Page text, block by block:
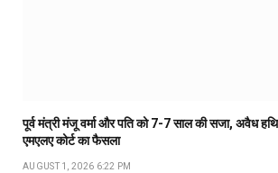
पूर्व मंत्री मंजू वर्मा और पति को 7-7 साल की सजा, अवैध
एमएलए कोर्ट का फैसला
AUGUST 1, 2026 6:22 PM